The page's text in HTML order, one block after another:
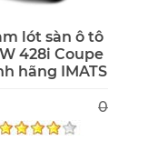
lót sàn ô tô
428i Coupe
hãng IMATS
0